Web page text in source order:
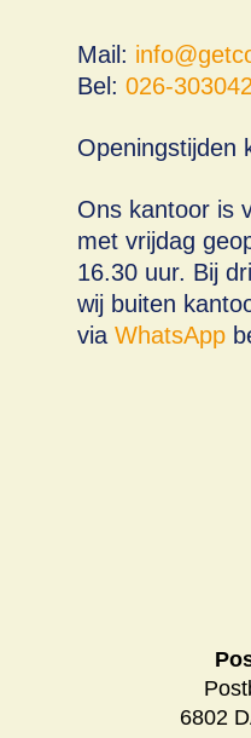
Mail:
Bel: 026-
Openingstijden
Ons kantoor is
met vrijdag
16.30 uur. Bij
wij buiten
via WhatsApp
6802